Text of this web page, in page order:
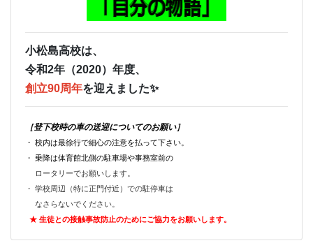
小松島高校は、
令和2年（2020）年度、
創立90周年を迎えました✨
［登下校時の車の送迎についてのお願い］
・ 校内は最徐行で細心の注意を払って下さい。
・ 乗降は体育館北側の駐車場や事務室前の
ロータリーでお願いします。
・ 学校周辺（特に正門付近）での駐停車は
なさらないでください。
★ 生徒との接触事故防止のためにご協力をお願いします。